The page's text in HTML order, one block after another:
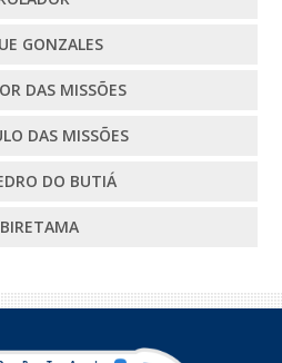
GONZALES
DAS MISSÕES
DAS MISSÕES
DO BUTIÁ